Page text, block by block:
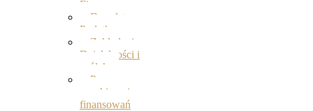
Finansowe
Doradztwo
Podatkowe
Zakładanie
Działalności i
spółek
Pomoc w
uzyskiwaniu
finansowań